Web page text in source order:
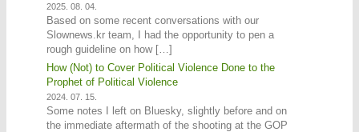
2025. 08. 04.
Based on some recent conversations with our
Slownews.kr team, I had the opportunity to pen a
rough guideline on how […]
How (Not) to Cover Political Violence Done to the
Prophet of Political Violence
2024. 07. 15.
Some notes I left on Bluesky, slightly before and on
the immediate aftermath of the shooting at the GOP